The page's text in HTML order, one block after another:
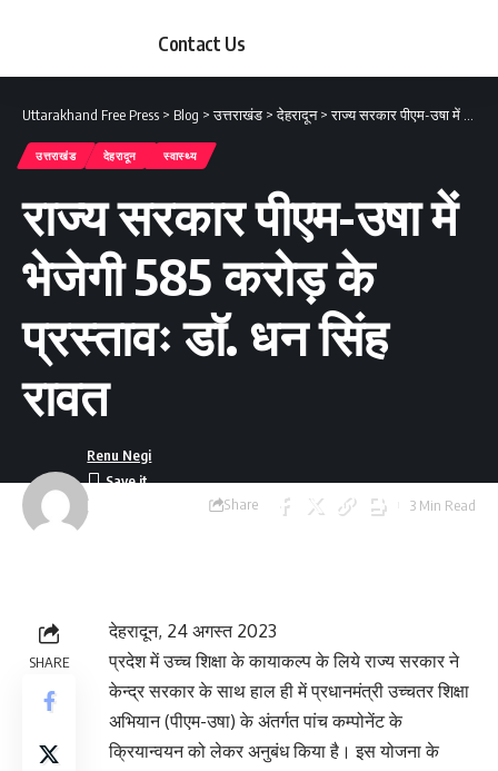
Contact Us
Uttarakhand Free Press > Blog >उत्तराखंड >देहरादून>राज्य सरकार पीएम-उषा में भेजेगी 585 करोड़ के प्रस्तावः डॉ. धन सिंह रावत
उत्तराखंड देहरादून स्वास्थ्य
राज्य सरकार पीएम-उषा में
भेजेगी 585 करोड़ के
प्रस्तावः डॉ. धन सिंह
रावत
Last updated:
Renu Negi
Share 3 Min Read
SHARE
देहरादून, 24 अगस्त 2023
प्रदेश में उच्च शिक्षा के कायाकल्प के लिये राज्य सरकार ने
केन्द्र सरकार के साथ हाल ही में प्रधानमंत्री उच्चतर शिक्षा
अभियान (पीएम-उषा) के अंतर्गत पांच कम्पोनेंट के
क्रियान्वयन को लेकर अनुबंध किया है। इस योजना के